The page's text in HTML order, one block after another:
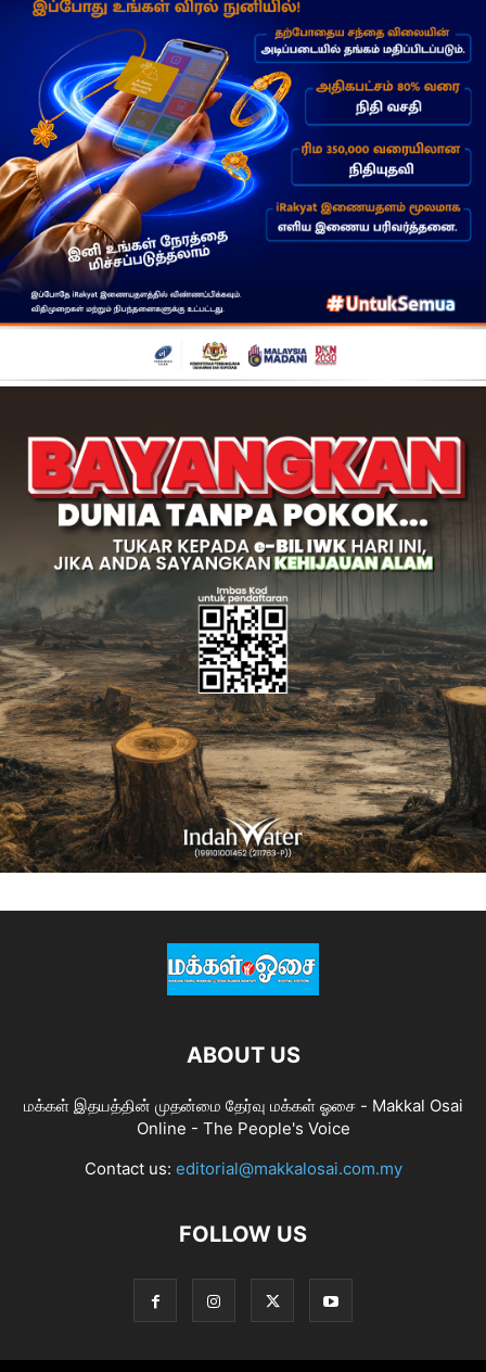
ABOUT US
மக்கள் இதயத்தின் முதன்மை தேர்வு மக்கள் ஓசை - Makkal Osai
Online - The People's Voice
Contact us: editorial@makkalosai.com.my
FOLLOW US